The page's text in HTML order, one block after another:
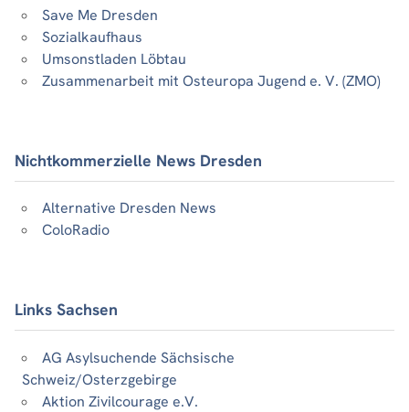
Save Me Dresden
Sozialkaufhaus
Umsonstladen Löbtau
Zusammenarbeit mit Osteuropa Jugend e. V. (ZMO)
Nichtkommerzielle News Dresden
Alternative Dresden News
ColoRadio
Links Sachsen
AG Asylsuchende Sächsische
Schweiz/Osterzgebirge
Aktion Zivilcourage e.V.